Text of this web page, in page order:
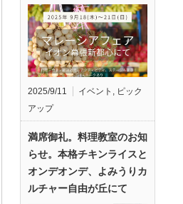
2025/9/11 イベント , ピック
アップ
満席御礼。料理教室のお知
らせ。本格チキンライスと
オンデオンデ、よみうりカ
ルチャー自由が丘にて